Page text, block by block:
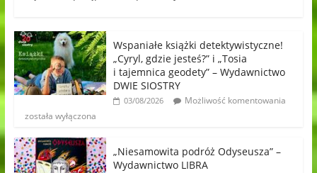
Wspaniałe książki detektywistyczne!
„Cyryl, gdzie jesteś?” i „Tosia
i tajemnica geodety” – Wydawnictwo
DWIE SIOSTRY
03/08/2026
Możliwość komentowania
została wyłączona
„Niesamowita podróż Odyseusza” –
Wydawnictwo LIBRA